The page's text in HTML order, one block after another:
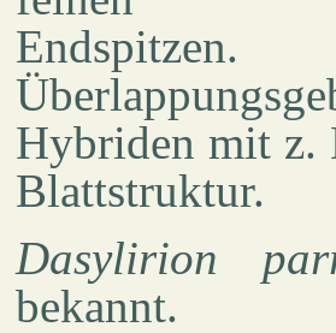
Hybriden mit z.
Blattstruktur.
Dasylirion
bekannt.